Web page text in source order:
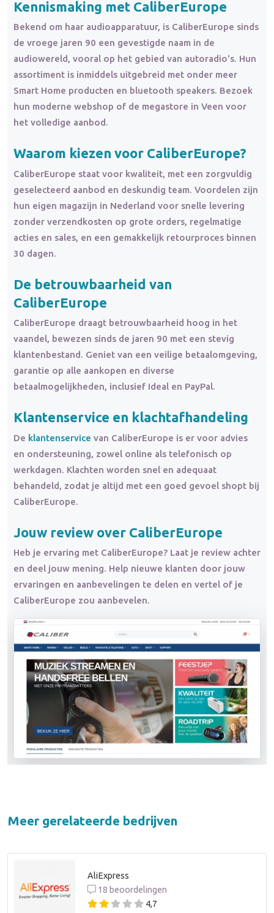
Kennismaking met CaliberEurope
Bekend om haar audioapparatuur, is CaliberEurope sinds
de vroege jaren 90 een gevestigde naam in de
audiowereld, vooral op het gebied van autoradio's. Hun
assortiment is inmiddels uitgebreid met onder meer
Smart Home producten en bluetooth speakers. Bezoek
hun moderne webshop of de megastore in Veen voor
het volledige aanbod.
Waarom kiezen voor CaliberEurope?
CaliberEurope staat voor kwaliteit, met een zorgvuldig
geselecteerd aanbod en deskundig team. Voordelen zijn
hun eigen magazijn in Nederland voor snelle levering
zonder verzendkosten op grote orders, regelmatige
acties en sales, en een gemakkelijk retourproces binnen
30 dagen.
De betrouwbaarheid van
CaliberEurope
CaliberEurope draagt betrouwbaarheid hoog in het
vaandel, bewezen sinds de jaren 90 met een stevig
klantenbestand. Geniet van een veilige betaalomgeving,
garantie op alle aankopen en diverse
betaalmogelijkheden, inclusief Ideal en PayPal.
Klantenservice en klachtafhandeling
De klantenservice van CaliberEurope is er voor advies
en ondersteuning, zowel online als telefonisch op
werkdagen. Klachten worden snel en adequaat
behandeld, zodat je altijd met een goed gevoel shopt bij
CaliberEurope.
Jouw review over CaliberEurope
Heb je ervaring met CaliberEurope? Laat je review achter
en deel jouw mening. Help nieuwe klanten door jouw
ervaringen en aanbevelingen te delen en vertel of je
CaliberEurope zou aanbevelen.
Meer gerelateerde bedrijven
AliExpress
18 beoordelingen
4,7